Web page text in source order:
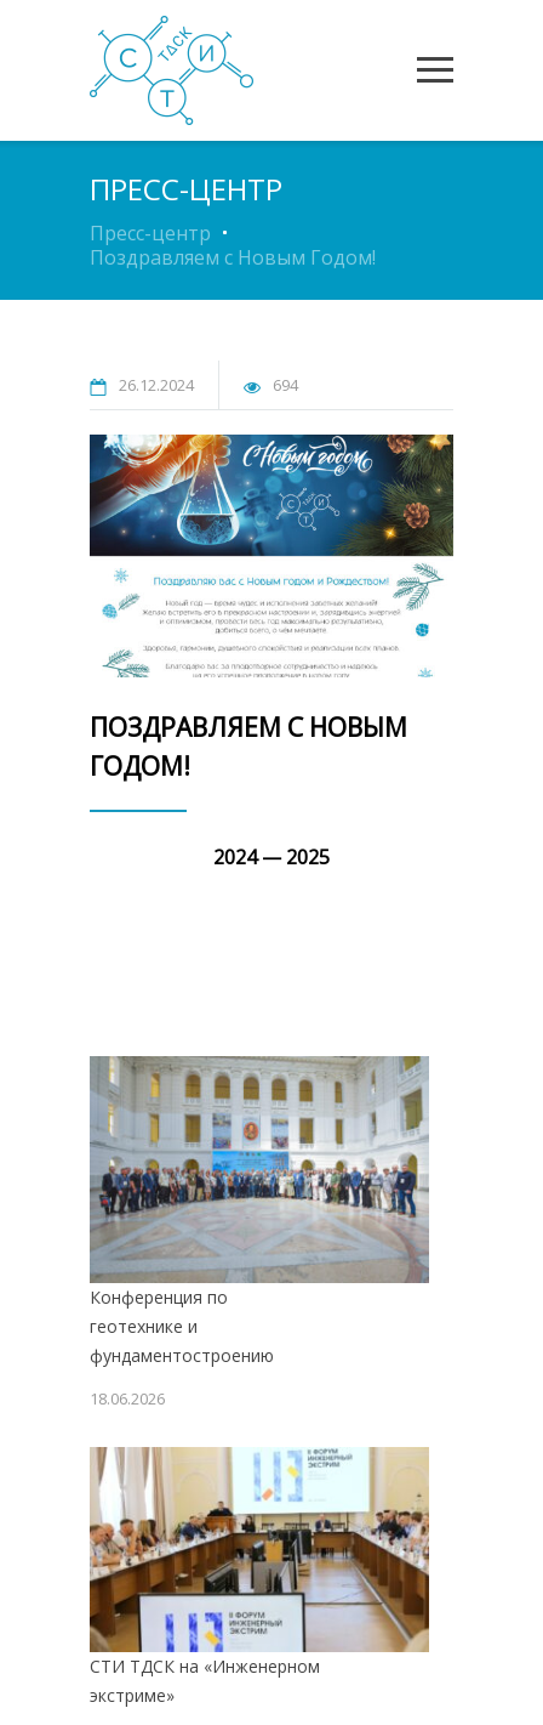
ПРЕСС-ЦЕНТР
Пресс-центр
Поздравляем с Новым Годом!
26.12.2024 694
ПОЗДРАВЛЯЕМ С НОВЫМ
ГОДОМ!
2024 — 2025
Конференция по
геотехнике и
фундаментостроению
18.06.2026
СТИ ТДСК на «Инженерном
экстриме»